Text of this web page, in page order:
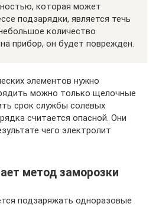
которая может
подзарядки, является течь
количество
прибор, он будет поврежден.
элементов нужно
можно только щелочные
срок службы солевых
считается опасной. Они
чего электролит
метод заморозки
подзаряжать одноразовые